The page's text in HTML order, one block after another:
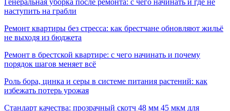
наступить на грабли
Ремонт квартиры без стресса: как брестчане обновляют жильё
не выходя из бюджета
Ремонт в брестской квартире: с чего начинать и почему
порядок шагов меняет всё
Роль бора, цинка и серы в системе питания растений: как
избежать потерь урожая
Стандарт качества: прозрачный скотч 48 мм 45 мкм для